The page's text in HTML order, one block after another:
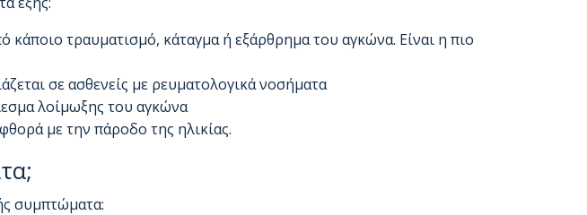
κάποιο τραυματισμό, κάταγμα ή εξάρθρημα του αγκώνα. Είναι η πιο
σε ασθενείς με ρευματολογικά νοσήματα
λοίμωξης του αγκώνα
με την πάροδο της ηλικίας.
συμπτώματα: